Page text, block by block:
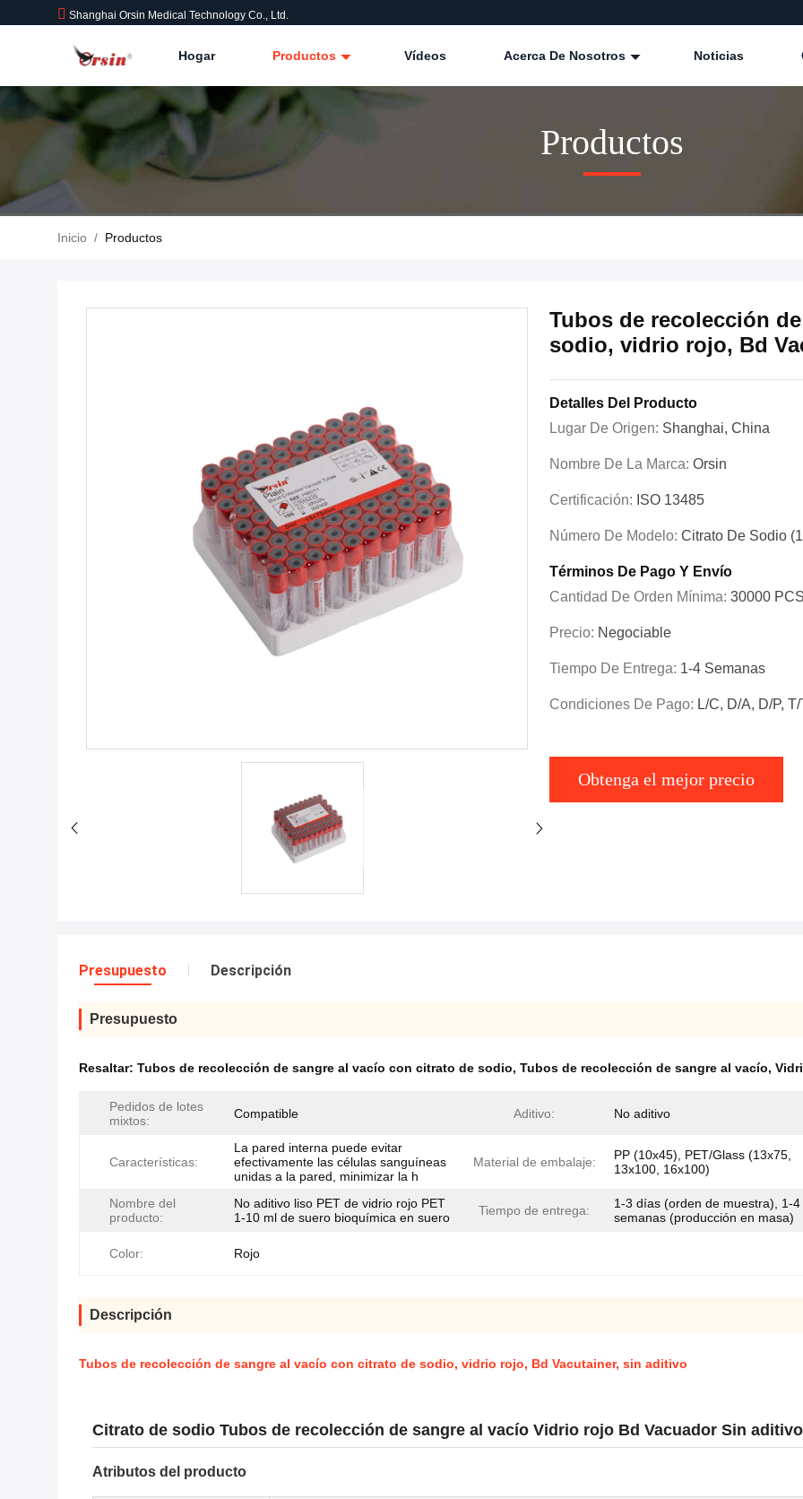
Shanghai Orsin Medical Technology Co., Ltd.
Hogar Productos Vídeos Acerca De Nosotros Noticias
Productos
Inicio / Productos
Tubos de recolección
sodio, vidrio rojo, Bd
Detalles Del Producto
Lugar De Origen: Shanghai, China
Nombre De La Marca: Orsin
Certificación: ISO 13485
Número De Modelo: Citrato De Sodio
Términos De Pago Y Envío
Cantidad De Orden Mínima: 30000
Precio: Negociable
Tiempo De Entrega: 1-4 Semanas
Condiciones De Pago: L/C, D/A, D/P,
Obtenga el mejor precio
Presupuesto Descripción
Presupuesto
Resaltar: Tubos de recolección de sangre al vacío con citrato de sodio, Tubos de recolección de sangre al vacío,
Pedidos de lotes
mixtos:
Compatible Aditivo: No aditivo
Características:
La pared interna puede evitar
efectivamente las células sanguíneas
unidas a la pared, minimizar la h
Material de embalaje:
PP (10x45), PET/Glass (13x75,
13x100, 16x100)
Nombre del
producto:
No aditivo liso PET de vidrio rojo PET
1-10 ml de suero bioquímica en suero
Tiempo de entrega:
1-3 días (orden de muestra), 1-4
semanas (producción en masa)
Color: Rojo
Descripción
Tubos de recolección de sangre al vacío con citrato de sodio, vidrio rojo, Bd Vacutainer, sin aditivo
Citrato de sodio Tubos de recolección de sangre al vacío Vidrio rojo Bd Vacuador Sin
Atributos del producto